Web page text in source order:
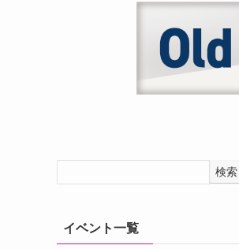
検索
イベント一覧